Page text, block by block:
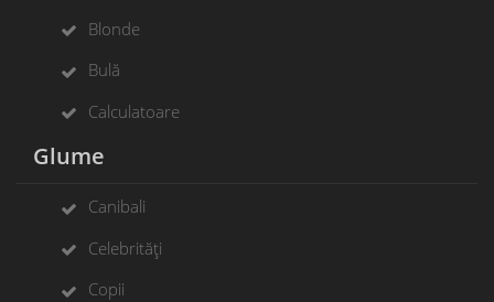
Blonde
Bulă
Calculatoare
Glume
Canibali
Celebrități
Copii